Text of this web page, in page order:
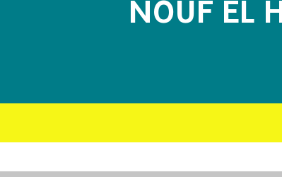
NOUF EL